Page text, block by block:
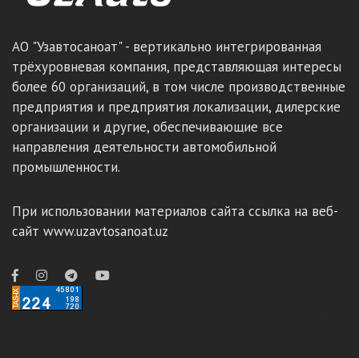
АО "Узавтосаноат" - вертикально интегрированная
трёхуровневая компания, представляющая интересы
более 60 организаций, в том числе производственные
предприятия и предприятия локализации, дилерские
организации и другие, обеспечивающие все
направления деятельности автомобильной
промышленности.
При использовании материалов сайта ссылка на веб-
сайт www.uzavtosanoat.uz